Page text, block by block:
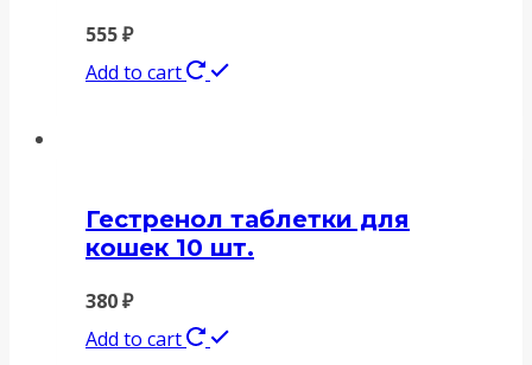
555₽
Add to cart
Гестренол таблетки для
кошек 10 шт.
380₽
Add to cart